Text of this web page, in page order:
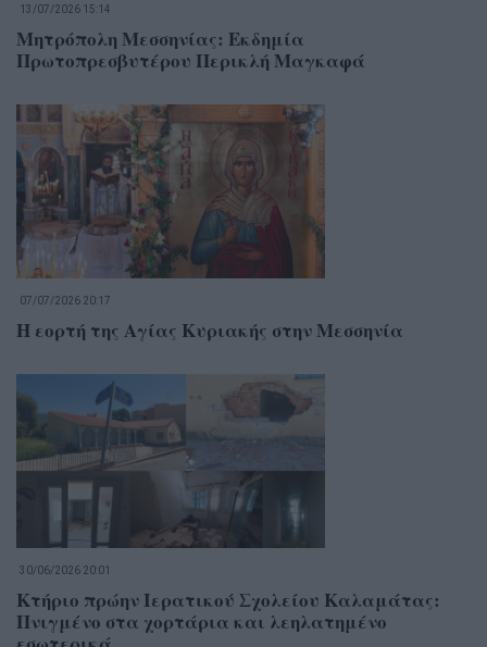
13/07/2026 15:14
Μητρόπολη Μεσσηνίας: Εκδημία
Πρωτοπρεσβυτέρου Περικλή Μαγκαφά
07/07/2026 20:17
Η εορτή της Αγίας Κυριακής στην Μεσσηνία
30/06/2026 20:01
Κτήριο πρώην Ιερατικού Σχολείου Καλαμάτας:
Πνιγμένο στα χορτάρια και λεηλατημένο